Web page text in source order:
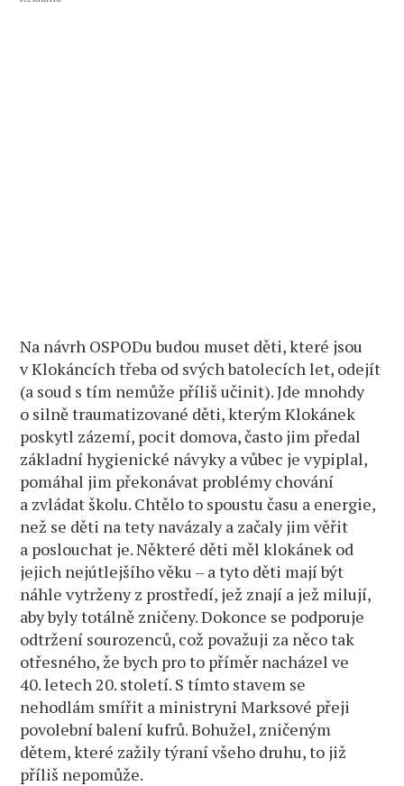
Na návrh OSPODu budou muset děti, které jsou
v Klokáncích třeba od svých batolecích let, odejít
(a soud s tím nemůže příliš učinit). Jde mnohdy
o silně traumatizované děti, kterým Klokánek
poskytl zázemí, pocit domova, často jim předal
základní hygienické návyky a vůbec je vypiplal,
pomáhal jim překonávat problémy chování
a zvládat školu. Chtělo to spoustu času a energie,
než se děti na tety navázaly a začaly jim věřit
a poslouchat je. Některé děti měl klokánek od
jejich nejútlejšího věku – a tyto děti mají být
náhle vytrženy z prostředí, jež znají a jež milují,
aby byly totálně zničeny. Dokonce se podporuje
odtržení sourozenců, což považuji za něco tak
otřesného, že bych pro to příměr nacházel ve
40. letech 20. století. S tímto stavem se
nehodlám smířit a ministryni Marksové přeji
povolební balení kufrů. Bohužel, zničeným
dětem, které zažily týraní všeho druhu, to již
příliš nepomůže.